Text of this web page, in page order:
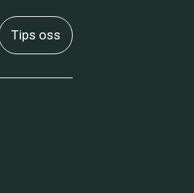
Tips oss